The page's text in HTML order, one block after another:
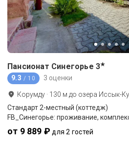
Пансионат Синегорье 3★
9.3 / 10 3 оценки
Корумду · 130 м до озера Иссык-
Стандарт 2-местный (коттедж)
FB_Синегорье: проживание,
от 9 889 ₽ для 2 гостей